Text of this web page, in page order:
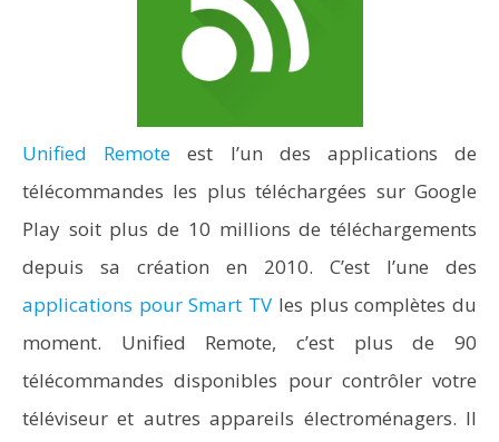
Unified Remote est l’un des applications de
télécommandes les plus téléchargées sur Google
Play soit plus de 10 millions de téléchargements
depuis sa création en 2010. C’est l’une des
applications pour Smart TV les plus complètes du
moment. Unified Remote, c’est plus de 90
télécommandes disponibles pour contrôler votre
téléviseur et autres appareils électroménagers. Il